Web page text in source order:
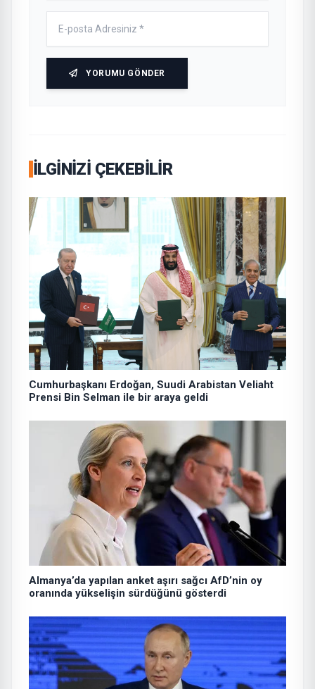
YORUMU GÖNDER
İLGINIZI ÇEKEBILIR
Cumhurbaşkanı Erdoğan, Suudi Arabistan Veliaht
Prensi Bin Selman ile bir araya geldi
Almanya’da yapılan anket aşırı sağcı AfD’nin oy
oranında yükselişin sürdüğünü gösterdi